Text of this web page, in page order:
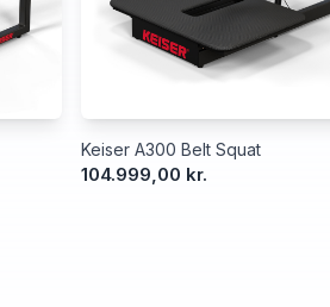
Keiser A300 Belt Squat
104.999,00 kr.